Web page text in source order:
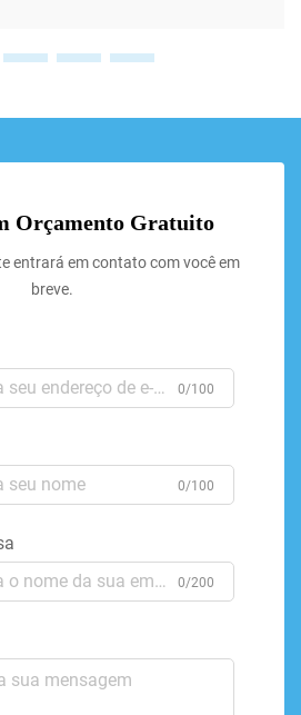
Orçamento Gratuito
entrará em contato com você em
breve.
0/100
0/100
0/200